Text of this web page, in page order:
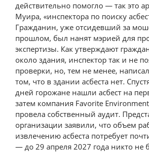
действительно помогло — так это
Муира, «инспектора по поиску
Гражданин, уже отсидевший за
прошлом, был нанят мэрией для
экспертизы. Как утверждают
около здания, инспектор так и не
проверки, но, тем не менее,
том, что в здании асбеста нет.
дней горожане нашли асбест на
затем компания Favorite
провела собственный аудит.
организации заявили, что объем
извлечению асбеста потребует
— до 29 апреля 2027 года никто не